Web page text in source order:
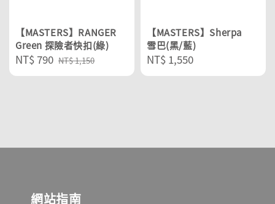
【MASTERS】RANGER
Green 探險者快扣(綠)
Sale
price
NT$ 790 Regular
price
NT$ 1,150
【MASTERS】Sherpa
雪巴(黑/藍)
Regular
price
NT$ 1,550
網站指南